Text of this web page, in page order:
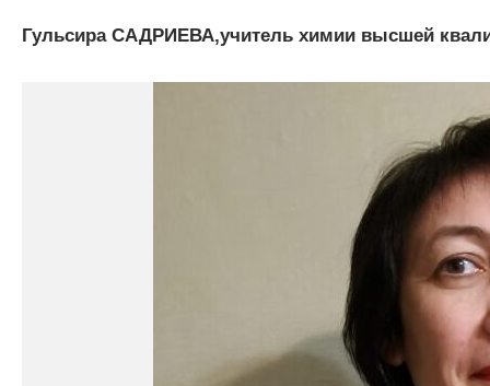
Гульсира САДРИЕВА,учитель химии высшей